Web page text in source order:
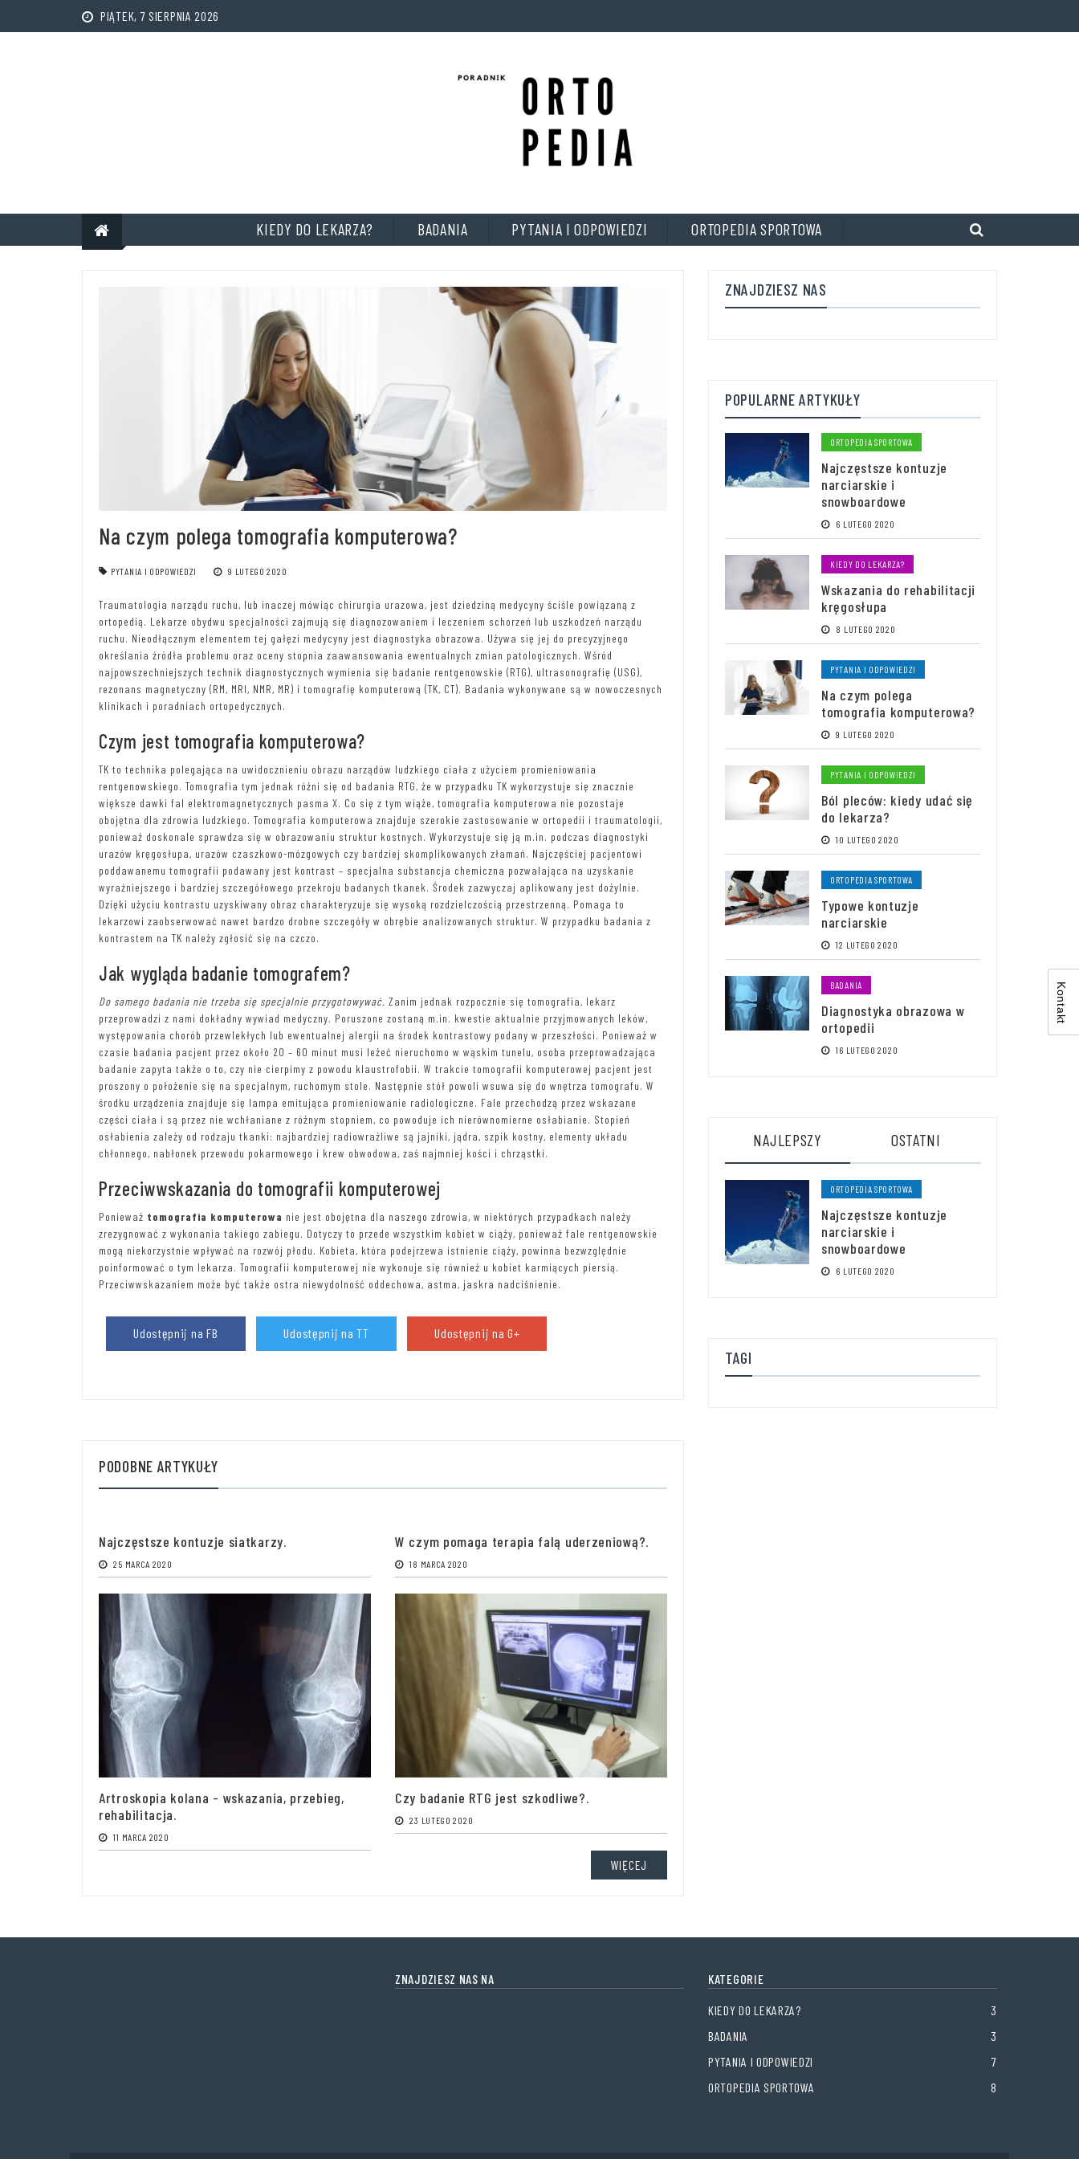
PIĄTEK, 7 SIERPNIA 2026
KIEDY DO LEKARZA? BADANIA PYTANIA I ODPOWIEDZI ORTOPEDIA SPORTOWA
Na czym polega tomografia komputerowa?
PYTANIA I ODPOWIEDZI 9 LUTEGO 2020
Traumatologia narządu ruchu, lub inaczej mówiąc chirurgia urazowa, jest dziedziną medycyny ściśle powiązaną z
ortopedią. Lekarze obydwu specjalności zajmują się diagnozowaniem i leczeniem schorzeń lub uszkodzeń narządu
ruchu. Nieodłącznym elementem tej gałęzi medycyny jest diagnostyka obrazowa. Używa się jej do precyzyjnego
określania źródła problemu oraz oceny stopnia zaawansowania ewentualnych zmian patologicznych. Wśród
najpowszechniejszych technik diagnostycznych wymienia się badanie rentgenowskie (RTG), ultrasonografię (USG),
rezonans magnetyczny (RM, MRI, NMR, MR) i tomografię komputerową (TK, CT). Badania wykonywane są w nowoczesnych
klinikach i poradniach ortopedycznych.
Czym jest tomografia komputerowa?
TK to technika polegająca na uwidocznieniu obrazu narządów ludzkiego ciała z użyciem promieniowania
rentgenowskiego. Tomografia tym jednak różni się od badania RTG, że w przypadku TK wykorzystuje się znacznie
większe dawki fal elektromagnetycznych pasma X. Co się z tym wiąże, tomografia komputerowa nie pozostaje
obojętna dla zdrowia ludzkiego. Tomografia komputerowa znajduje szerokie zastosowanie w ortopedii i traumatologii,
ponieważ doskonale sprawdza się w obrazowaniu struktur kostnych. Wykorzystuje się ją m.in. podczas diagnostyki
urazów kręgosłupa, urazów czaszkowo-mózgowych czy bardziej skomplikowanych złamań. Najczęściej pacjentowi
poddawanemu tomografii podawany jest kontrast – specjalna substancja chemiczna pozwalająca na uzyskanie
wyraźniejszego i bardziej szczegółowego przekroju badanych tkanek. Środek zazwyczaj aplikowany jest dożylnie.
Dzięki użyciu kontrastu uzyskiwany obraz charakteryzuje się wysoką rozdzielczością przestrzenną. Pomaga to
lekarzowi zaobserwować nawet bardzo drobne szczegóły w obrębie analizowanych struktur. W przypadku badania z
kontrastem na TK należy zgłosić się na czczo.
Jak wygląda badanie tomografem?
Do samego badania nie trzeba się specjalnie przygotowywać. Zanim jednak rozpocznie się tomografia, lekarz
przeprowadzi z nami dokładny wywiad medyczny. Poruszone zostaną m.in. kwestie aktualnie przyjmowanych leków,
występowania chorób przewlekłych lub ewentualnej alergii na środek kontrastowy podany w przeszłości. Ponieważ w
czasie badania pacjent przez około 20 – 60 minut musi leżeć nieruchomo w wąskim tunelu, osoba przeprowadzająca
badanie zapyta także o to, czy nie cierpimy z powodu klaustrofobii. W trakcie tomografii komputerowej pacjent jest
proszony o położenie się na specjalnym, ruchomym stole. Następnie stół powoli wsuwa się do wnętrza tomografu. W
środku urządzenia znajduje się lampa emitująca promieniowanie radiologiczne. Fale przechodzą przez wskazane
części ciała i są przez nie wchłaniane z różnym stopniem, co powoduje ich nierównomierne osłabianie. Stopień
osłabienia zależy od rodzaju tkanki: najbardziej radiowrażliwe są jajniki, jądra, szpik kostny, elementy układu
chłonnego, nabłonek przewodu pokarmowego i krew obwodowa, zaś najmniej kości i chrząstki.
Przeciwwskazania do tomografii komputerowej
Ponieważ tomografia komputerowa nie jest obojętna dla naszego zdrowia, w niektórych przypadkach należy
zrezygnować z wykonania takiego zabiegu. Dotyczy to przede wszystkim kobiet w ciąży, ponieważ fale rentgenowskie
mogą niekorzystnie wpływać na rozwój płodu. Kobieta, która podejrzewa istnienie ciąży, powinna bezwzględnie
poinformować o tym lekarza. Tomografii komputerowej nie wykonuje się również u kobiet karmiących piersią.
Przeciwwskazaniem może być także ostra niewydolność oddechowa, astma, jaskra nadciśnienie.
Udostępnij na FB Udostępnij na TT Udostępnij na G+
PODOBNE ARTYKUŁY
Najczęstsze kontuzje siatkarzy.
25 MARCA 2020
W czym pomaga terapia falą uderzeniową?.
18 MARCA 2020
Artroskopia kolana - wskazania, przebieg,
rehabilitacja.
11 MARCA 2020
Czy badanie RTG jest szkodliwe?.
23 LUTEGO 2020
WIĘCEJ
ZNAJDZIESZ NAS
POPULARNE ARTYKUŁY
ORTOPEDIA SPORTOWA
Najczęstsze kontuzje
narciarskie i
snowboardowe
6 LUTEGO 2020
KIEDY DO LEKARZA?
Wskazania do rehabilitacji
kręgosłupa
8 LUTEGO 2020
PYTANIA I ODPOWIEDZI
Na czym polega
tomografia komputerowa?
9 LUTEGO 2020
PYTANIA I ODPOWIEDZI
Ból pleców: kiedy udać się
do lekarza?
10 LUTEGO 2020
ORTOPEDIA SPORTOWA
Typowe kontuzje
narciarskie
12 LUTEGO 2020
BADANIA
Diagnostyka obrazowa w
ortopedii
16 LUTEGO 2020
NAJLEPSZY OSTATNI
ORTOPEDIA SPORTOWA
Najczęstsze kontuzje
narciarskie i
snowboardowe
6 LUTEGO 2020
TAGI
ZNAJDZIESZ NAS NA KATEGORIE
KIEDY DO LEKARZA?
3
BADANIA
3
PYTANIA I ODPOWIEDZI
7
ORTOPEDIA SPORTOWA
8
Kontakt